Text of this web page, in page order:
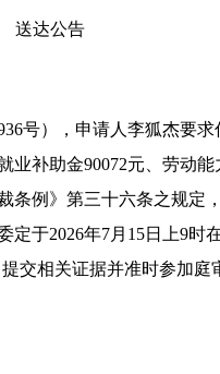
送达公告
号），申请人李狐杰要
补助金90072元、劳动
例》第三十六条之规定
于2026年7月15日上9
交相关证据并准时参加